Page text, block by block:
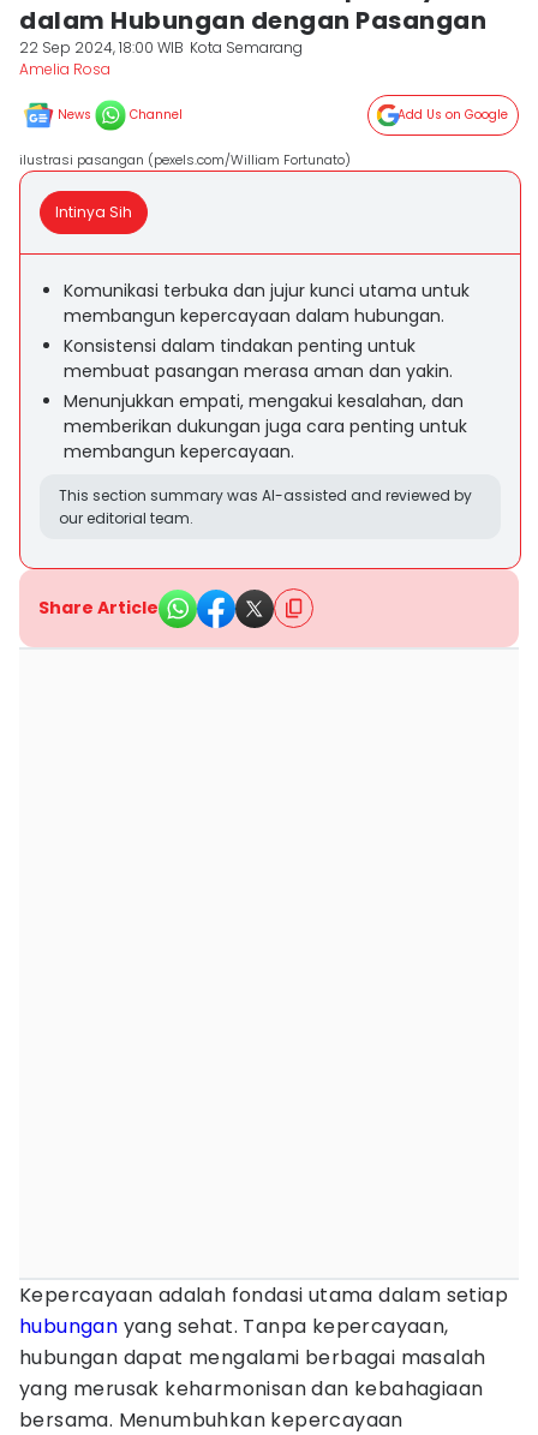
dalam Hubungan dengan Pasangan
22 Sep 2024, 18:00 WIB Kota Semarang
Amelia Rosa
News Channel Add Us on Google
ilustrasi pasangan (pexels.com/William Fortunato)
Intinya Sih
Komunikasi terbuka dan jujur kunci utama untuk
membangun kepercayaan dalam hubungan.
Konsistensi dalam tindakan penting untuk
membuat pasangan merasa aman dan yakin.
Menunjukkan empati, mengakui kesalahan, dan
memberikan dukungan juga cara penting untuk
membangun kepercayaan.
This section summary was AI-assisted and reviewed by
our editorial team.
Share Article
Kepercayaan adalah fondasi utama dalam setiap
hubungan yang sehat. Tanpa kepercayaan,
hubungan dapat mengalami berbagai masalah
yang merusak keharmonisan dan kebahagiaan
bersama. Menumbuhkan kepercayaan